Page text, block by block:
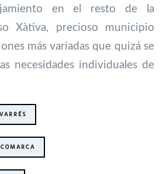
en el resto de la
Xàtiva, precioso municipio
más variadas que quizá se
necesidades individuales de